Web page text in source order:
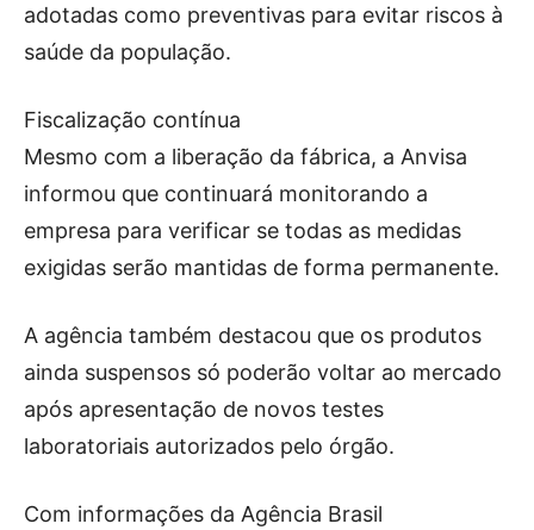
adotadas como preventivas para evitar riscos à
saúde da população.
Fiscalização contínua
Mesmo com a liberação da fábrica, a Anvisa
informou que continuará monitorando a
empresa para verificar se todas as medidas
exigidas serão mantidas de forma permanente.
A agência também destacou que os produtos
ainda suspensos só poderão voltar ao mercado
após apresentação de novos testes
laboratoriais autorizados pelo órgão.
Com informações da Agência Brasil